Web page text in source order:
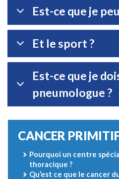
Est-ce que je
Et le sport ?
Est-ce que je
pneumologue ?
CANCER
Pourquoi un centre
thoracique ?
Qu’est ce que le cancer